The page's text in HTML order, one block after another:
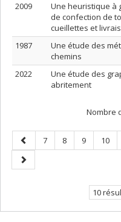
2009
Une heuristique à
de confection de
cueillettes et
1987
Une étude des
chemins
2022
Une étude des
abritement
Nombre
Page
précédente
Page
7 Page
8 Page
9 Page
10
Page
suivante
10